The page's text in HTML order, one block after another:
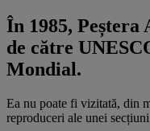
În 1985,
de către
Mondial.
Ea nu poate fi vizitată, din
reproduceri ale unei